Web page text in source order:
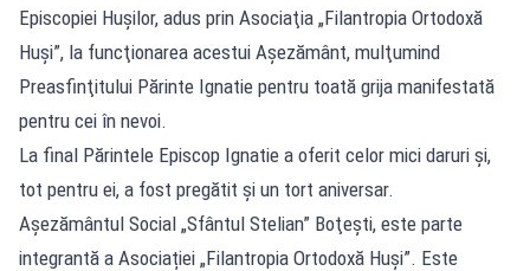
Episcopiei Huşilor, adus prin Asociaţia „Filantropia Ortodoxă
Huşi”, la funcţionarea acestui Aşezământ, mulţumind
Preasfinţitului Părinte Ignatie pentru toată grija manifestată
pentru cei în nevoi.
La final Părintele Episcop Ignatie a oferit celor mici daruri şi,
tot pentru ei, a fost pregătit şi un tort aniversar.
Așezământul Social „Sfântul Stelian” Boţeşti, este parte
integrantă a Asociației „Filantropia Ortodoxă Huși”. Este